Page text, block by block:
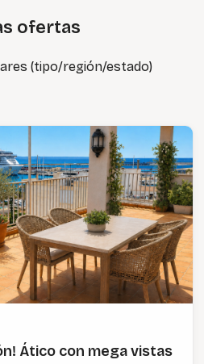
ofertas
(tipo/región/estado)
Ático con mega vistas